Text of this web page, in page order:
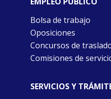
Bolsa de trabajo
Oposiciones
Concursos de
Comisiones de
SERVICIOS Y